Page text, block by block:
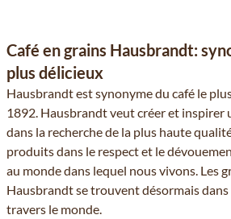
Café en grains Hausbrandt:
plus délicieux
Hausbrandt est synonyme du café le
1892. Hausbrandt veut créer et inspirer
dans la recherche de la plus haute
produits dans le respect et le
au monde dans lequel nous vivons. Les
Hausbrandt se trouvent désormais dans
travers le monde.